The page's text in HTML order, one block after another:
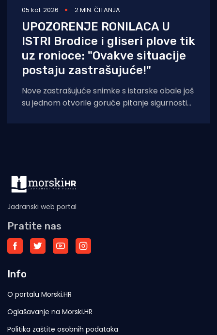
05 kol. 2026 2 MIN. ČITANJA
UPOZORENJE RONILACA U
ISTRI Brodice i gliseri plove tik
uz ronioce: "Ovakve situacije
postaju zastrašujuće!"
Nove zastrašujuće snimke s istarske obale još
su jednom otvorile goruće pitanje sigurnosti
Jadranski web portal
Pratite nas
Info
O portalu Morski.HR
Oglašavanje na Morski.HR
Politika zaštite osobnih podataka